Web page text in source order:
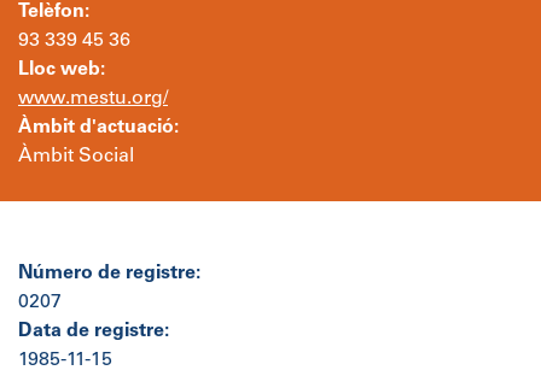
Telèfon:
93 339 45 36
Lloc web:
www.mestu.org/
Àmbit d'actuació:
Àmbit Social
Número de registre:
0207
Data de registre:
1985-11-15